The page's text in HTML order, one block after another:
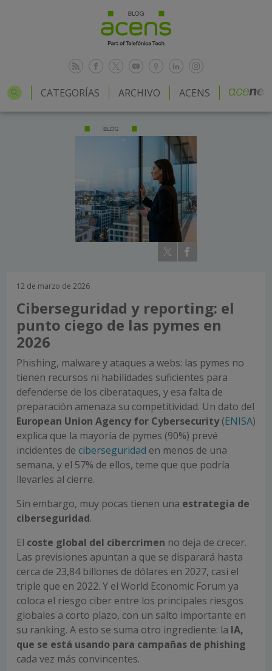
CATEGORÍAS ARCHIVO ACENS
12 de marzo de 2026
Ciberseguridad y reporting: el
punto ciego de las pymes en
2026
Phishing, malware y ataques a webs: las pymes no
tienen recursos ni habilidades suficientes para
defenderse de los ciberataques, y esa falta de
preparación amenaza su competitividad. Un dato del
European Union Agency for Cybersecurity(ENISA)
explica que la mayoría de pymes (90%) prevé
incidentes de ciberseguridad en menos de una
semana, y el 57% de ellos, teme que que podría
llevarles al cierre.
Sin embargo, muy pocas tienen una estrategia de
ciberseguridad.
El coste global del cibercrimen no deja de crecer.
Las previsiones apuntan a que se disparará hasta
cerca de 23,84 billones de dólares en 2027, casi el
triple que en 2022. Y el World Economic Forum ya
coloca el riesgo ciber entre los principales riesgos
globales a corto plazo, con un salto importante en
su ranking. A esto se suma otro ingrediente: la IA,
que se está usando para campañas de phishing
cada vez más convincentes.